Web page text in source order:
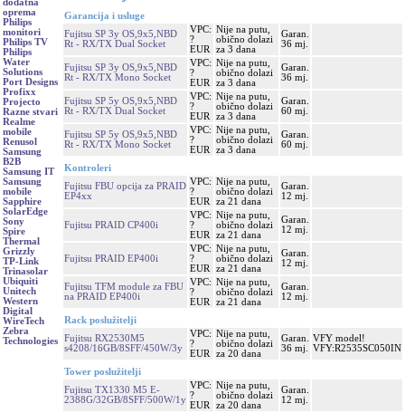
dodatna
oprema
Philips
monitori
Philips TV
Philips
Water
Solutions
Port Designs
Profixx
Projecto
Razne stvari
Realme
mobile
Renusol
Samsung
B2B
Samsung IT
Samsung
mobile
Sapphire
SolarEdge
Sony
Spire
Thermal
Grizzly
TP-Link
Trinasolar
Ubiquiti
Unitech
Western
Digital
WireTech
Zebra
Technologies
Garancija i usluge
Fujitsu SP 3y OS,9x5,NBD
Rt - RX/TX Dual Socket
VPC:
?
EUR
Nije na putu,
obično dolazi
za 3 dana
Garan.
36 mj.
Fujitsu SP 3y OS,9x5,NBD
Rt - RX/TX Mono Socket
VPC:
?
EUR
Nije na putu,
obično dolazi
za 3 dana
Garan.
36 mj.
Fujitsu SP 5y OS,9x5,NBD
Rt - RX/TX Dual Socket
VPC:
?
EUR
Nije na putu,
obično dolazi
za 3 dana
Garan.
60 mj.
Fujitsu SP 5y OS,9x5,NBD
Rt - RX/TX Mono Socket
VPC:
?
EUR
Nije na putu,
obično dolazi
za 3 dana
Garan.
60 mj.
Kontroleri
Fujitsu FBU opcija za PRAID
EP4xx
VPC:
?
EUR
Nije na putu,
obično dolazi
za 21 dana
Garan.
12 mj.
Fujitsu PRAID CP400i
VPC:
?
EUR
Nije na putu,
obično dolazi
za 21 dana
Garan.
12 mj.
Fujitsu PRAID EP400i
VPC:
?
EUR
Nije na putu,
obično dolazi
za 21 dana
Garan.
12 mj.
Fujitsu TFM module za FBU
na PRAID EP400i
VPC:
?
EUR
Nije na putu,
obično dolazi
za 21 dana
Garan.
12 mj.
Rack poslužitelji
Fujitsu RX2530M5
s4208/16GB/8SFF/450W/3y
VPC:
?
EUR
Nije na putu,
obično dolazi
za 20 dana
Garan.
36 mj.
VFY model!
VFY:R2535SC050IN
Tower poslužitelji
Fujitsu TX1330 M5 E-
2388G/32GB/8SFF/500W/1y
VPC:
?
EUR
Nije na putu,
obično dolazi
za 20 dana
Garan.
12 mj.